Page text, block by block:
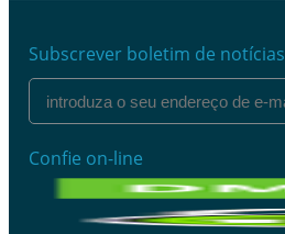
Subscrever boletim de notícias
Confie on-line